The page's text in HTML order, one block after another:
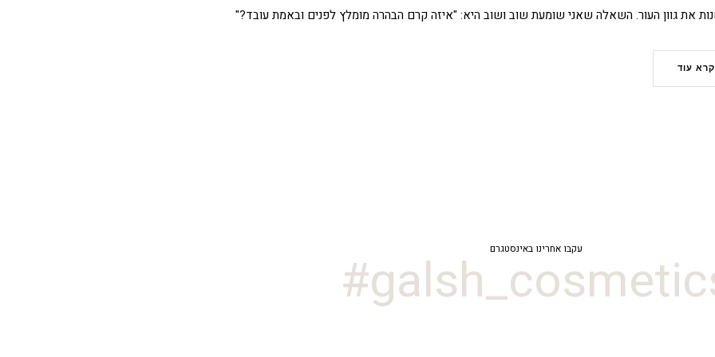
את גוון העור. השאלה שאני שומעת שוב ושוב היא: "איזה קרם הבהרה מומלץ לפנים ובאמת עובד?"
קרא עוד
עקבו אחרינו באינסטגרם